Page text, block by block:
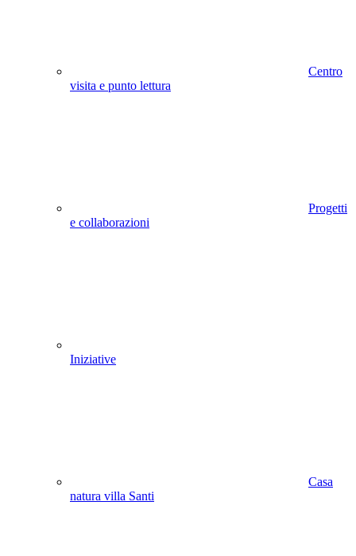
Centro
visita e punto lettura
Progetti
e collaborazioni
Iniziative
Casa
natura villa Santi